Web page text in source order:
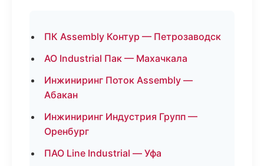
ПК Assembly Контур — Петрозаводск
АО Industrial Пак — Махачкала
Инжиниринг Поток Assembly —
Абакан
Инжиниринг Индустрия Групп —
Оренбург
ПАО Line Industrial — Уфа